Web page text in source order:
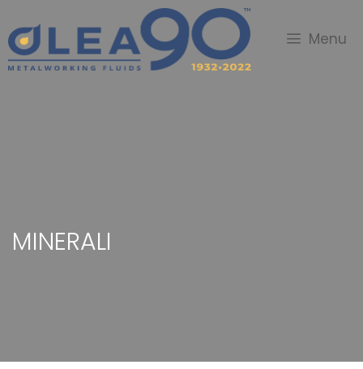
Menu
MINERALI